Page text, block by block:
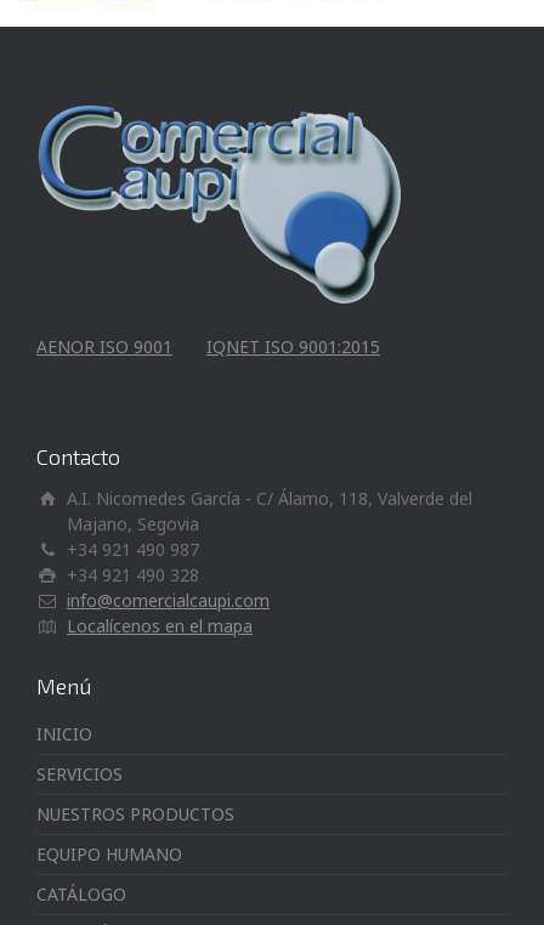
AENOR ISO 9001 IQNET ISO 9001:2015
Contacto
A.I. Nicomedes García - C/ Álamo, 118, Valverde del
Majano, Segovia
+34 921 490 987
+34 921 490 328
info@comercialcaupi.com
Localícenos en el mapa
Menú
INICIO
SERVICIOS
NUESTROS PRODUCTOS
EQUIPO HUMANO
CATÁLOGO